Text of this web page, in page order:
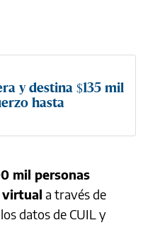
y destina $135 mil
hasta
mil personas
virtual a través de
datos de CUIL y